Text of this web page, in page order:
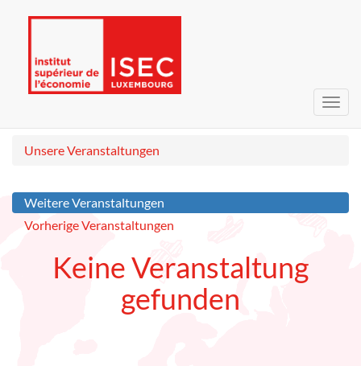
Unsere Veranstaltungen
Weitere Veranstaltungen
Vorherige Veranstaltungen
Keine Veranstaltung
gefunden